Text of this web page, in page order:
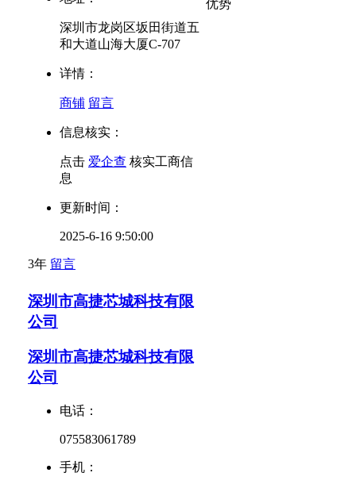
深圳市龙岗区坂田街道五
和大道山海大厦C-707
详情：
商铺 留言
信息核实：
点击 爱企查 核实工商信
息
更新时间：
2025-6-16 9:50:00
3年 留言
优势
深圳市高捷芯城科技有限
公司
深圳市高捷芯城科技有限
公司
电话：
075583061789
手机：